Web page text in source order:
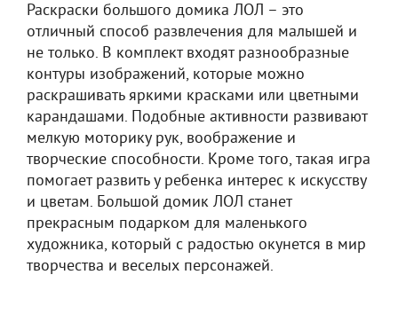
Раскраски большого домика ЛОЛ – это
отличный способ развлечения для малышей и
не только. В комплект входят разнообразные
контуры изображений, которые можно
раскрашивать яркими красками или цветными
карандашами. Подобные активности развивают
мелкую моторику рук, воображение и
творческие способности. Кроме того, такая игра
помогает развить у ребенка интерес к искусству
и цветам. Большой домик ЛОЛ станет
прекрасным подарком для маленького
художника, который с радостью окунется в мир
творчества и веселых персонажей.